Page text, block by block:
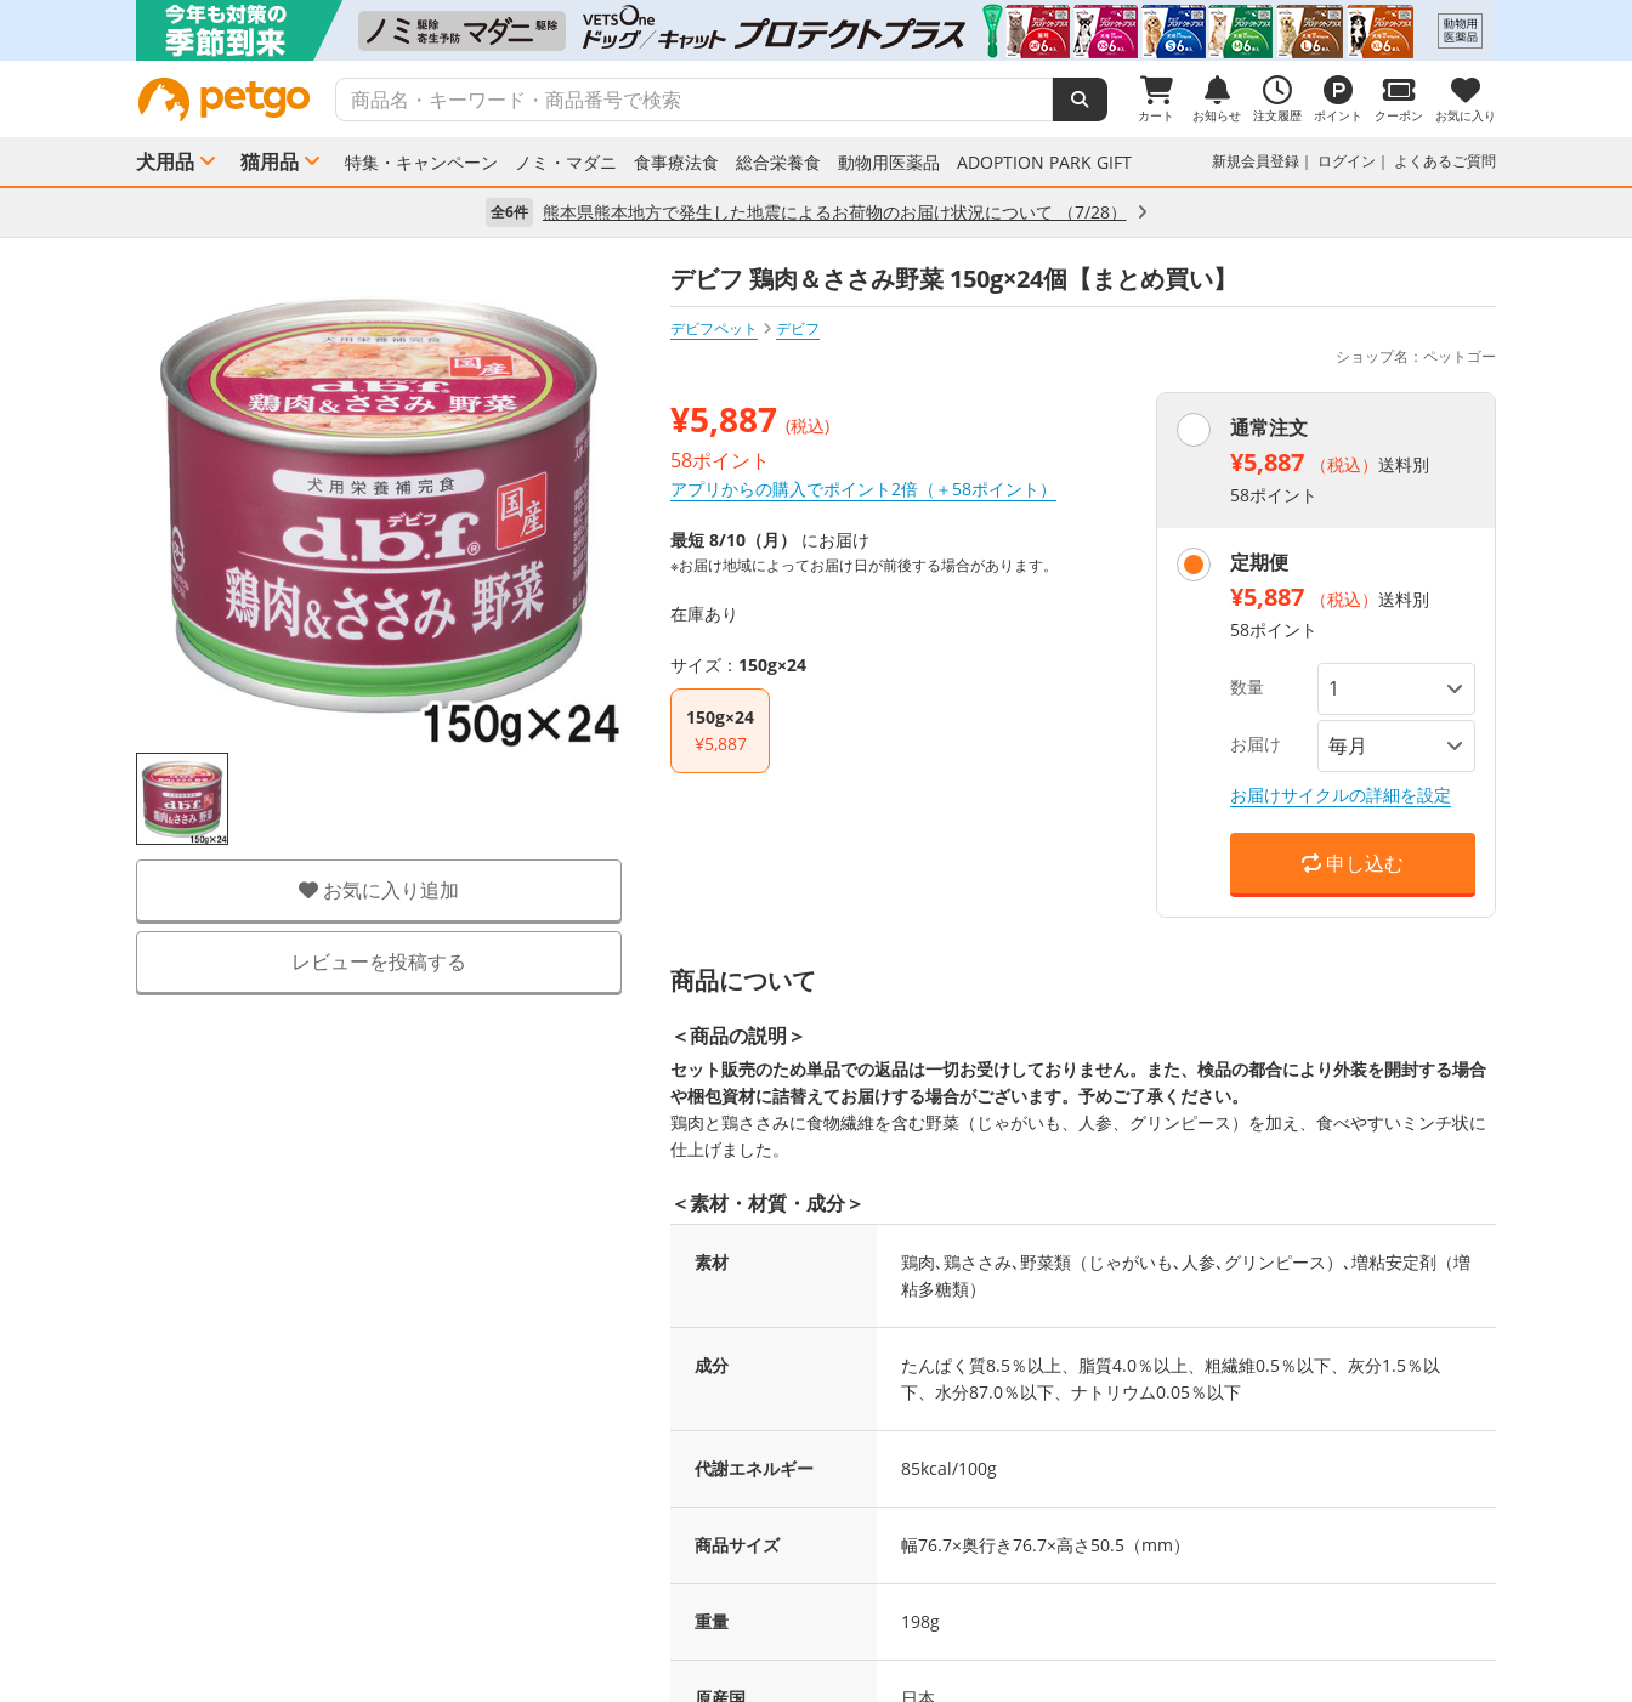
カート お知らせ 注文履歴 ポイント クーポン お気に入り
犬用品 猫用品 特集・キャンペーン ノミ・マダニ 食事療法食 総合栄養食 動物用医薬品 ADOPTION PARK GIFT 新規会員登録 ログイン よくあるご質問
全6件 熊本県熊本地方で発生した地震によるお荷物のお届け状況について （7/28）
お気に入り追加
レビューを投稿する
デビフ 鶏肉＆ささみ野菜 150g×24個【まとめ買い】
デビフペット
デビフ
ショップ名：ペットゴー
¥5,887 (税込)
58ポイント
アプリからの購入でポイント2倍（＋58ポイント）
最短 8/10（月） にお届け
※お届け地域によってお届け日が前後する場合があります。
在庫あり
サイズ： 150g×24
150g×24
¥5,887
通常注文
¥5,887 （税込） 送料別
58ポイント
定期便
¥5,887 （税込） 送料別
58ポイント
数量
お届け
お届けサイクルの詳細を設定
申し込む
商品について
＜商品の説明＞
セット販売のため単品での返品は一切お受けしておりません。また、検品の都合により外装を開封する場合
や梱包資材に詰替えてお届けする場合がございます。予めご了承ください。
鶏肉と鶏ささみに食物繊維を含む野菜（じゃがいも、人参、グリンピース）を加え、食べやすいミンチ状に
仕上げました。
＜素材・材質・成分＞
素材
鶏肉､鶏ささみ､野菜類（じゃがいも､人参､グリンピース）､増粘安定剤（増
粘多糖類）
成分
たんぱく質8.5％以上、脂質4.0％以上、粗繊維0.5％以下、灰分1.5％以
下、水分87.0％以下、ナトリウム0.05％以下
代謝エネルギー 85kcal/100g
商品サイズ 幅76.7×奥行き76.7×高さ50.5（mm）
重量 198g